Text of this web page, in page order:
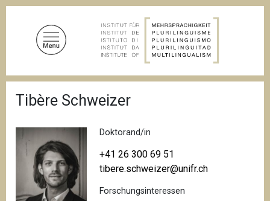
D
f
a
n
a
g
t
Tibère Schweizer
Doktorand/in
+41 26 300 69 51
tibere.schweizer@unifr.ch
Forschungsinteressen